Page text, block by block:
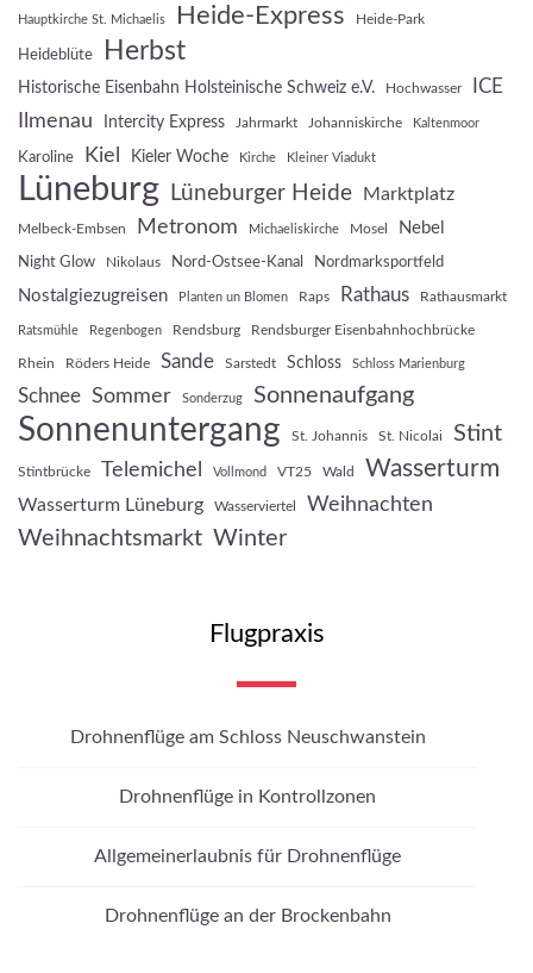
Hauptkirche St. Michaelis Heide-Express Heide-Park
Heideblüte Herbst
Historische Eisenbahn Holsteinische Schweiz e.V. Hochwasser ICE
Ilmenau Intercity Express Jahrmarkt Johanniskirche Kaltenmoor
Karoline Kiel Kieler Woche Kirche Kleiner Viadukt
Lüneburg Lüneburger Heide Marktplatz
Melbeck-Embsen Metronom Michaeliskirche Mosel Nebel
Night Glow Nikolaus Nord-Ostsee-Kanal Nordmarksportfeld
Nostalgiezugreisen Planten un Blomen Raps Rathaus Rathausmarkt
Ratsmühle Regenbogen Rendsburg Rendsburger Eisenbahnhochbrücke
Rhein Röders Heide Sande Sarstedt Schloss Schloss Marienburg
Schnee Sommer Sonderzug Sonnenaufgang
Sonnenuntergang St. Johannis St. Nicolai Stint
Stintbrücke Telemichel Vollmond VT25 Wald Wasserturm
Wasserturm Lüneburg Wasserviertel Weihnachten
Weihnachtsmarkt Winter
Flugpraxis
Drohnenflüge am Schloss Neuschwanstein
Drohnenflüge in Kontrollzonen
Allgemeinerlaubnis für Drohnenflüge
Drohnenflüge an der Brockenbahn